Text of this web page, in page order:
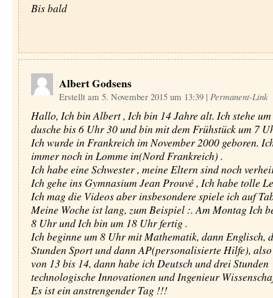
Bis bald
Albert Godsens
Erstellt am 5. November 2015 um 13:39 | Permanent-Link
Hallo, Ich bin Albert , Ich bin 14 Jahre alt. Ich stehe
dusche bis 6 Uhr 30 und bin mit dem Frühstück um 7
Ich wurde in Frankreich im November 2000 geboren.
immer noch in Lomme in(Nord Frankreich) .
Ich habe eine Schwester , meine Eltern sind noch
Ich gehe ins Gymnasium Jean Prouvé , Ich habe tolle
Ich mag die Videos aber insbesondere spiele ich auf
Meine Woche ist lang, zum Beispiel :. Am Montag Ich
8 Uhr und Ich bin um 18 Uhr fertig .
Ich beginne um 8 Uhr mit Mathematik, dann Englisch,
Stunden Sport und dann AP(personalisierte Hilfe), also
von 13 bis 14, dann habe ich Deutsch und drei Stunden
technologische Innovationen und Ingenieur
Es ist ein anstrengender Tag !!!